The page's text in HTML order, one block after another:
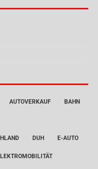
AUTOVERKAUF BAHN
DUH E-AUTO